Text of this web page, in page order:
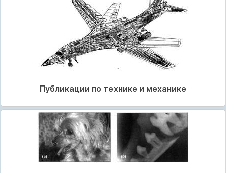
Публикации по технике и механике